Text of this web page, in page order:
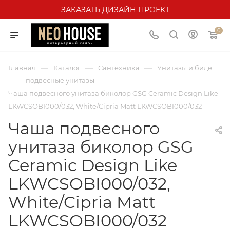
ЗАКАЗАТЬ ДИЗАЙН ПРОЕКТ
0
Главная — Каталог — Сантехника — Унитазы и биде
— подвесные унитазы —
Чаша подвесного унитаза биколор GSG Ceramic Design Like
LKWCSOBI000/032, White/Cipria Matt LKWCSOBI000/032
Чаша подвесного
унитаза биколор GSG
Ceramic Design Like
LKWCSOBI000/032,
White/Cipria Matt
LKWCSOBI000/032